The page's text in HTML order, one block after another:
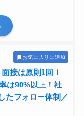
お気に入りに追加
接は原則1回！
は90%以上！社
たフォロー体制／